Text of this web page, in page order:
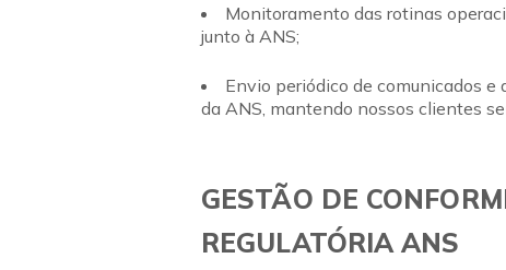
Monitoramento das rotinas
junto à ANS;
Envio periódico de comunicados e
da ANS, mantendo nossos clientes
GESTÃO DE
REGULATÓRIA ANS